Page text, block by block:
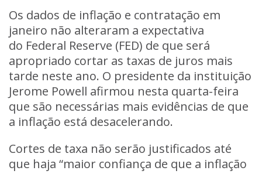
Os dados de inflação e contratação em
janeiro não alteraram a expectativa
do Federal Reserve (FED) de que será
apropriado cortar as taxas de juros mais
tarde neste ano. O presidente da instituição
Jerome Powell afirmou nesta quarta-feira
que são necessárias mais evidências de que
a inflação está desacelerando.
Cortes de taxa não serão justificados até
que haja “maior confiança de que a inflação